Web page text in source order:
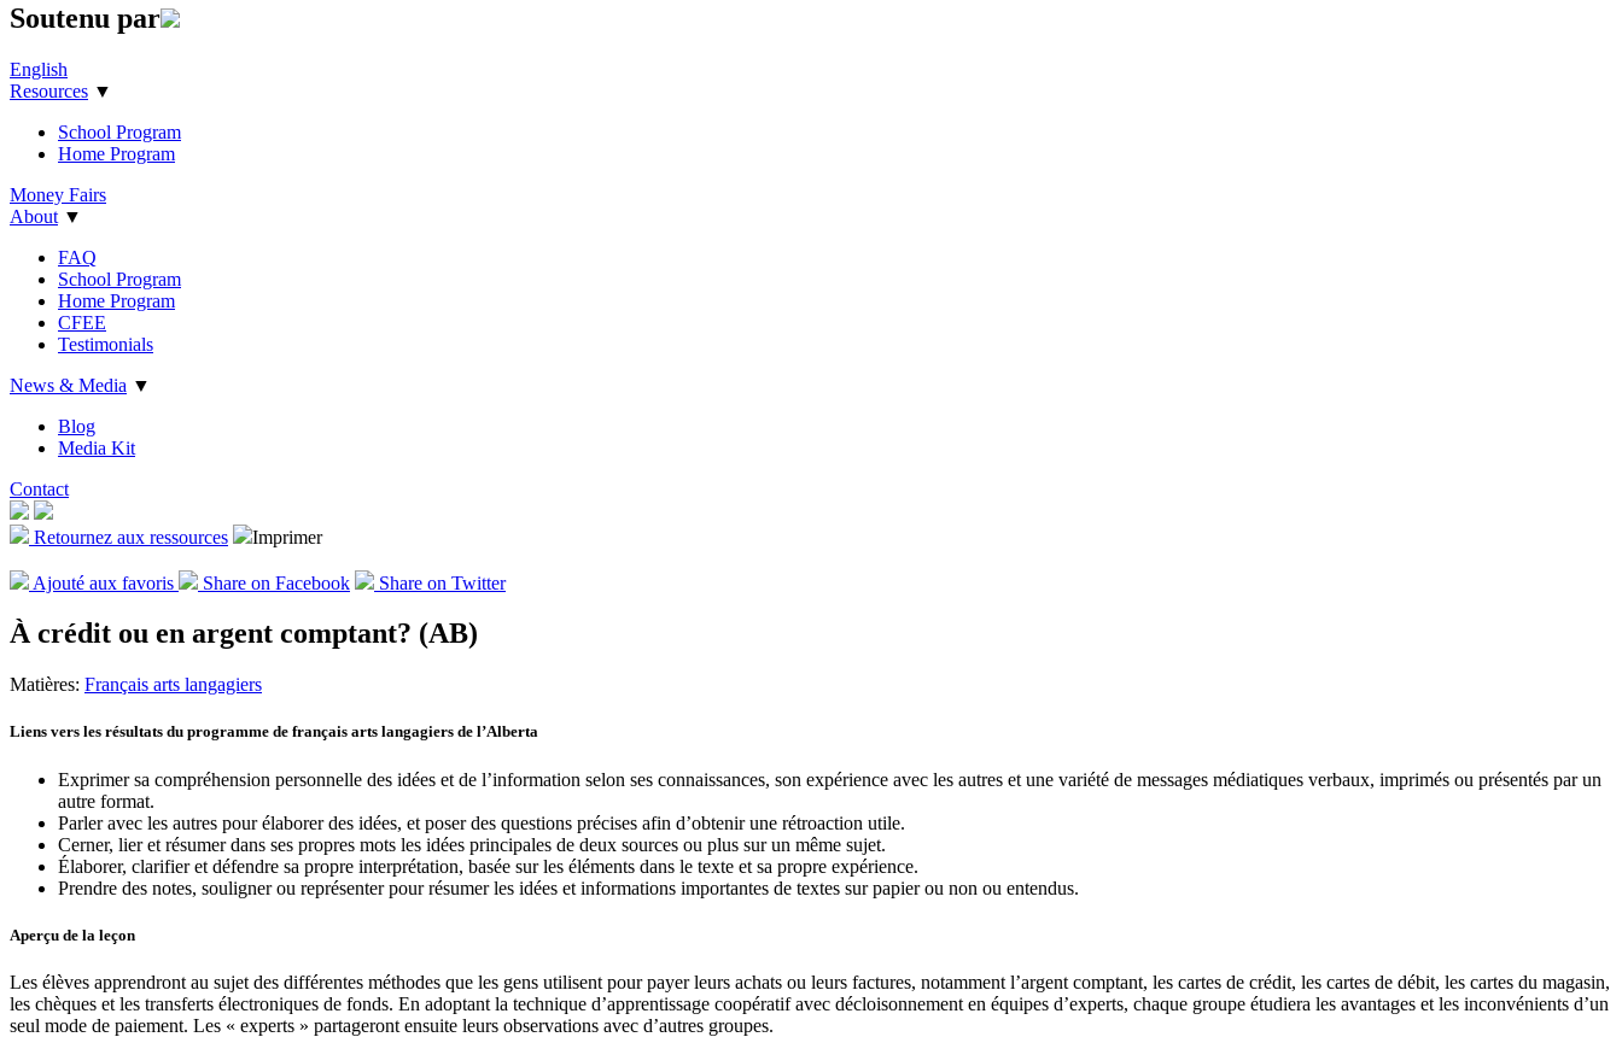
Soutenu par
English
Resources ▼
School Program
Home Program
Money Fairs
About ▼
FAQ
School Program
Home Program
CFEE
Testimonials
News & Media ▼
Blog
Media Kit
Contact
Retournez aux ressources Imprimer
Ajouté aux favoris Share on Facebook Share on Twitter
À crédit ou en argent comptant? (AB)
Matières: Français arts langagiers
Liens vers les résultats du programme de français arts langagiers de l’Alberta
Exprimer sa compréhension personnelle des idées et de l’information selon ses connaissances, son expérience avec les autres et une variété de messages médiatiques verbaux, imprimés ou présentés par un
autre format.
Parler avec les autres pour élaborer des idées, et poser des questions précises afin d’obtenir une rétroaction utile.
Cerner, lier et résumer dans ses propres mots les idées principales de deux sources ou plus sur un même sujet.
Élaborer, clarifier et défendre sa propre interprétation, basée sur les éléments dans le texte et sa propre expérience.
Prendre des notes, souligner ou représenter pour résumer les idées et informations importantes de textes sur papier ou non ou entendus.
Aperçu de la leçon
Les élèves apprendront au sujet des différentes méthodes que les gens utilisent pour payer leurs achats ou leurs factures, notamment l’argent comptant, les cartes de crédit, les cartes de débit, les cartes du magasin,
les chèques et les transferts électroniques de fonds. En adoptant la technique d’apprentissage coopératif avec décloisonnement en équipes d’experts, chaque groupe étudiera les avantages et les inconvénients d’un
seul mode de paiement. Les « experts » partageront ensuite leurs observations avec d’autres groupes.